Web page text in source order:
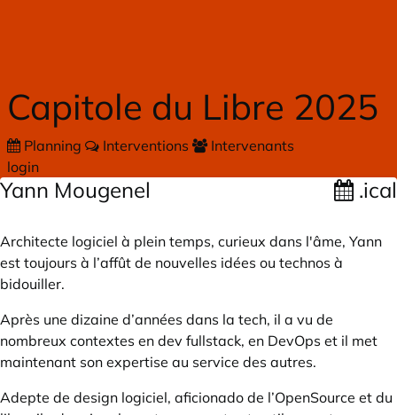
Capitole du Libre 2025
Planning Interventions
Intervenants
login
Yann Mougenel .ical
Architecte logiciel à plein temps, curieux dans l'âme, Yann
est toujours à l’affût de nouvelles idées ou technos à
bidouiller.
Après une dizaine d’années dans la tech, il a vu de
nombreux contextes en dev fullstack, en DevOps et il met
maintenant son expertise au service des autres.
Adepte de design logiciel, aficionado de l’OpenSource et du